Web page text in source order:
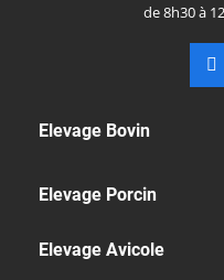
de 8h30 à
Elevage Bovin
Elevage Porcin
Elevage Avicole